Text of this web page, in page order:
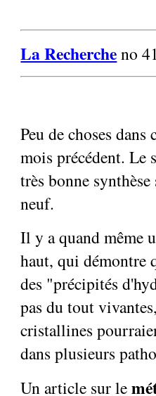
La Rechercheno
Peu de choses
mois précédent. Le
très bonne
neuf.
Il y a quand même
haut, qui démontre
des "précipités
pas du tout
cristallines
dans plusieurs
Un article sur le